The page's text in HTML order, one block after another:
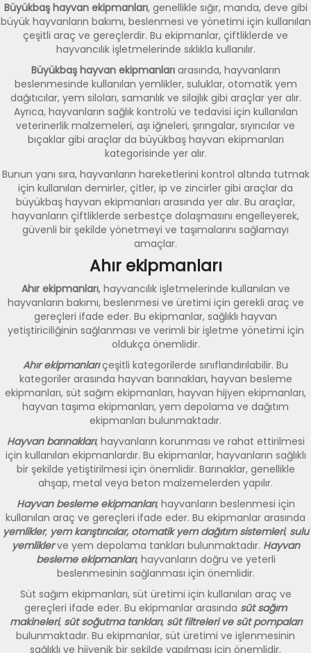
Büyükbaş hayvan ekipmanları, genellikle sığır, manda, deve gibi
büyük hayvanların bakımı, beslenmesi ve yönetimi için kullanılan
çeşitli araç ve gereçlerdir. Bu ekipmanlar, çiftliklerde ve
hayvancılık işletmelerinde sıklıkla kullanılır.
Büyükbaş hayvan ekipmanlarıarasında, hayvanların
beslenmesinde kullanılan yemlikler, suluklar, otomatik yem
dağıtıcılar, yem siloları, samanlık ve silajlık gibi araçlar yer alır.
Ayrıca, hayvanların sağlık kontrolü ve tedavisi için kullanılan
veterinerlik malzemeleri, aşı iğneleri, şırıngalar, sıyırıcılar ve
bıçaklar gibi araçlar da büyükbaş hayvan ekipmanları
kategorisinde yer alır.
Bunun yanı sıra, hayvanların hareketlerini kontrol altında tutmak
için kullanılan demirler, çitler, ip ve zincirler gibi araçlar da
büyükbaş hayvan ekipmanları arasında yer alır. Bu araçlar,
hayvanların çiftliklerde serbestçe dolaşmasını engelleyerek,
güvenli bir şekilde yönetmeyi ve taşımalarını sağlamayı
amaçlar.
Ahır ekipmanları
Ahır ekipmanları, hayvancılık işletmelerinde kullanılan ve
hayvanların bakımı, beslenmesi ve üretimi için gerekli araç ve
gereçleri ifade eder. Bu ekipmanlar, sağlıklı hayvan
yetiştiriciliğinin sağlanması ve verimli bir işletme yönetimi için
oldukça önemlidir.
Ahır ekipmanlarıçeşitli kategorilerde sınıflandırılabilir. Bu
kategoriler arasında hayvan barınakları, hayvan besleme
ekipmanları, süt sağım ekipmanları, hayvan hijyen ekipmanları,
hayvan taşıma ekipmanları, yem depolama ve dağıtım
ekipmanları bulunmaktadır.
Hayvan barınakları, hayvanların korunması ve rahat ettirilmesi
için kullanılan ekipmanlardır. Bu ekipmanlar, hayvanların sağlıklı
bir şekilde yetiştirilmesi için önemlidir. Barınaklar, genellikle
ahşap, metal veya beton malzemelerden yapılır.
Hayvan besleme ekipmanları, hayvanların beslenmesi için
kullanılan araç ve gereçleri ifade eder. Bu ekipmanlar arasında
yemlikler, yem karıştırıcılar, otomatik yem dağıtım sistemleri, sulu
yemliklerve yem depolama tankları bulunmaktadır. Hayvan
besleme ekipmanları, hayvanların doğru ve yeterli
beslenmesinin sağlanması için önemlidir.
Süt sağım ekipmanları, süt üretimi için kullanılan araç ve
gereçleri ifade eder. Bu ekipmanlar arasında süt sağım
makineleri, süt soğutma tankları, süt filtreleri ve süt pompaları
bulunmaktadır. Bu ekipmanlar, süt üretimi ve işlenmesinin
sağlıklı ve hijyenik bir şekilde yapılması için önemlidir.